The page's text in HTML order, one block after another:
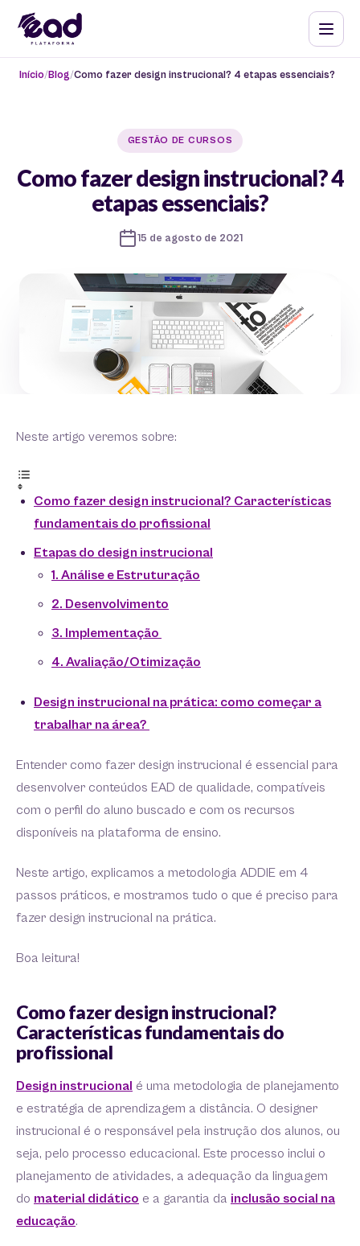
Início Blog Como fazer design instrucional? 4 etapas essenciais?
GESTÃO DE CURSOS
Como fazer design instrucional? 4
etapas essenciais?
15 de agosto de 2021
Neste artigo veremos sobre:
Como fazer design instrucional? Características
fundamentais do profissional
Etapas do design instrucional
1. Análise e Estruturação
2. Desenvolvimento
3. Implementação
4. Avaliação/Otimização
Design instrucional na prática: como começar a
trabalhar na área?
Entender como fazer design instrucional é essencial para
desenvolver conteúdos EAD de qualidade, compatíveis
com o perfil do aluno buscado e com os recursos
disponíveis na plataforma de ensino.
Neste artigo, explicamos a metodologia ADDIE em 4
passos práticos, e mostramos tudo o que é preciso para
fazer design instrucional na prática.
Boa leitura!
Como fazer design instrucional?
Características fundamentais do
profissional
Design instrucional é uma metodologia de planejamento
e estratégia de aprendizagem a distância. O designer
instrucional é o responsável pela instrução dos alunos, ou
seja, pelo processo educacional. Este processo inclui o
planejamento de atividades, a adequação da linguagem
do material didático e a garantia da inclusão social na
educação.